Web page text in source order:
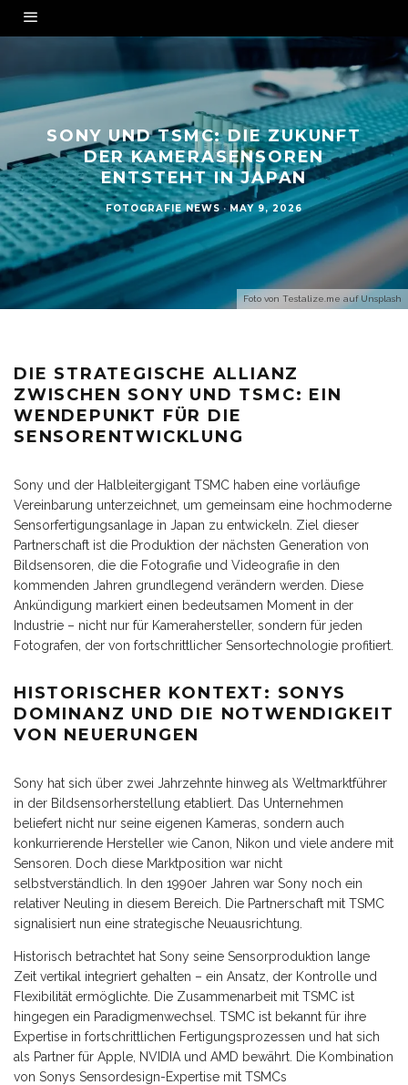
Foto von Testalize.me aufUnsplash
SONY UND TSMC: DIE ZUKUNFT
DER KAMERASENSOREN
ENTSTEHT IN JAPAN
FOTOGRAFIE NEWS · MAY 9, 2026
DIE STRATEGISCHE ALLIANZ
ZWISCHEN SONY UND TSMC: EIN
WENDEPUNKT FÜR DIE
SENSORENTWICKLUNG
Sony und der Halbleitergigant TSMC haben eine vorläufige
Vereinbarung unterzeichnet, um gemeinsam eine hochmoderne
Sensorfertigungsanlage in Japan zu entwickeln. Ziel dieser
Partnerschaft ist die Produktion der nächsten Generation von
Bildsensoren, die die Fotografie und Videografie in den
kommenden Jahren grundlegend verändern werden. Diese
Ankündigung markiert einen bedeutsamen Moment in der
Industrie – nicht nur für Kamerahersteller, sondern für jeden
Fotografen, der von fortschrittlicher Sensortechnologie profitiert.
HISTORISCHER KONTEXT: SONYS
DOMINANZ UND DIE NOTWENDIGKEIT
VON NEUERUNGEN
Sony hat sich über zwei Jahrzehnte hinweg als Weltmarktführer
in der Bildsensorherstellung etabliert. Das Unternehmen
beliefert nicht nur seine eigenen Kameras, sondern auch
konkurrierende Hersteller wie Canon, Nikon und viele andere mit
Sensoren. Doch diese Marktposition war nicht
selbstverständlich. In den 1990er Jahren war Sony noch ein
relativer Neuling in diesem Bereich. Die Partnerschaft mit TSMC
signalisiert nun eine strategische Neuausrichtung.
Historisch betrachtet hat Sony seine Sensorproduktion lange
Zeit vertikal integriert gehalten – ein Ansatz, der Kontrolle und
Flexibilität ermöglichte. Die Zusammenarbeit mit TSMC ist
hingegen ein Paradigmenwechsel. TSMC ist bekannt für ihre
Expertise in fortschrittlichen Fertigungsprozessen und hat sich
als Partner für Apple, NVIDIA und AMD bewährt. Die Kombination
von Sonys Sensordesign-Expertise mit TSMCs